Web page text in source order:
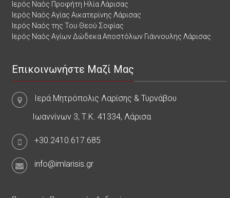
Ιερός Ναός Προφήτη Ηλία Λάρισας
Ιερός Ναός Αγίας Αικατερίνης Λάρισας
Ιερός Ναός της Του Θεού Σοφίας
Ιερός Ναός Αγίων Δώδεκα Αποστόλων Γιάννουλης Λάρισας
Επικοινωνήστε Μαζί Μας
Ιερά Μητρόπολις Λαρίσης & Τυρνάβου
Ιωαννίνων 3, Τ.Κ. 41334, Λάρισα
+30.2410.617.685
info@imlarisis.gr